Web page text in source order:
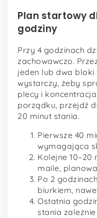
Plan startowy
godziny
Przy 4 godzinach
zachowawczo.
jeden lub dwa bloki
wystarczy, żeby
plecy i
porządku, przejdź
20 minut stania.
Pierwsze 40
wymagająca
Kolejne 10–20
maile,
Po 2
biurkiem,
Ostatnia
stania